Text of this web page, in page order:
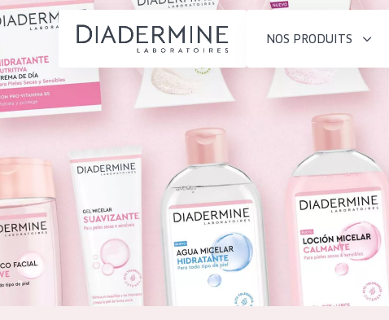
NOS PRODUITS
Hydratation et éclat
Réduction des rides
Régénération de la peau
Raffermissement de la
peau
Peau ménopausée
TYPE DE PRODUIT
Crème de Jour
Crème de Nuit
Crème pour les Yeux
Sérum
Démaquillants
Composition
À propos
Conseils Beauté
Contact
English